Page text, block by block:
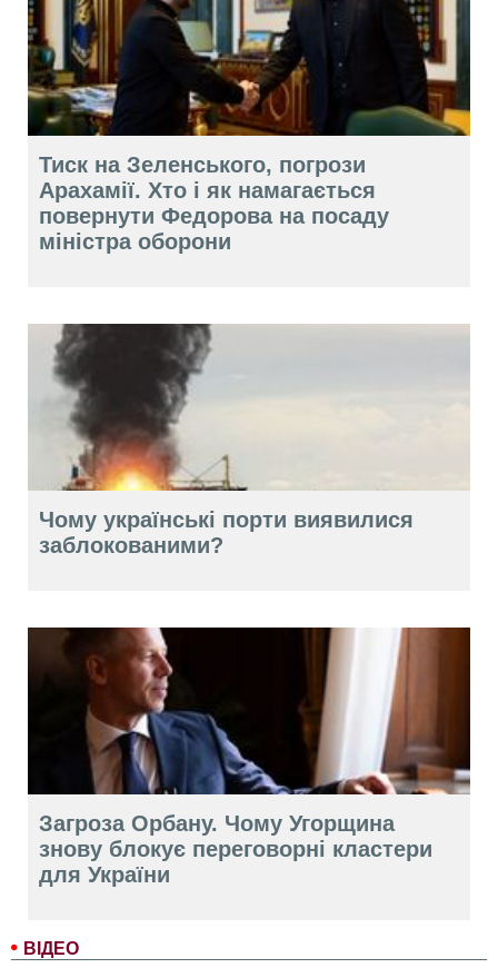
ВІДЕО
Тиск на Зеленського, погрози
Арахамії. Хто і як намагається
повернути Федорова на посаду
міністра оборони
Чому українські порти виявилися
заблокованими?
Загроза Орбану. Чому Угорщина
знову блокує переговорні кластери
для України